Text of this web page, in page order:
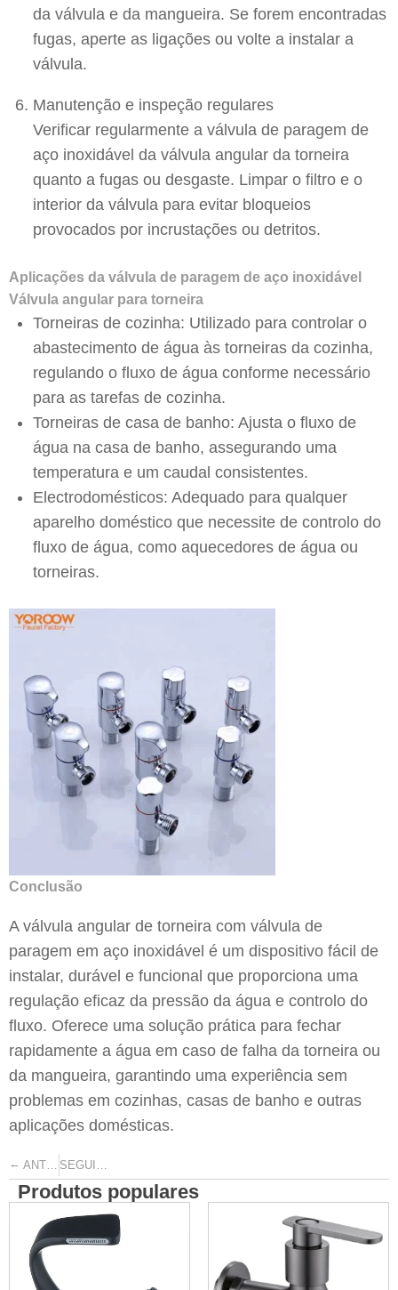
da válvula e da mangueira. Se forem encontradas
fugas, aperte as ligações ou volte a instalar a
válvula.
Manutenção e inspeção regulares
Verificar regularmente a válvula de paragem de
aço inoxidável da válvula angular da torneira
quanto a fugas ou desgaste. Limpar o filtro e o
interior da válvula para evitar bloqueios
provocados por incrustações ou detritos.
Aplicações da válvula de paragem de aço inoxidável
Válvula angular para torneira
Torneiras de cozinha: Utilizado para controlar o
abastecimento de água às torneiras da cozinha,
regulando o fluxo de água conforme necessário
para as tarefas de cozinha.
Torneiras de casa de banho: Ajusta o fluxo de
água na casa de banho, assegurando uma
temperatura e um caudal consistentes.
Electrodomésticos: Adequado para qualquer
aparelho doméstico que necessite de controlo do
fluxo de água, como aquecedores de água ou
torneiras.
Conclusão
A válvula angular de torneira com válvula de
paragem em aço inoxidável é um dispositivo fácil de
instalar, durável e funcional que proporciona uma
regulação eficaz da pressão da água e controlo do
fluxo. Oferece uma solução prática para fechar
rapidamente a água em caso de falha da torneira ou
da mangueira, garantindo uma experiência sem
problemas em cozinhas, casas de banho e outras
aplicações domésticas.
← ANTERIOR SEGUINTE
Produtos populares